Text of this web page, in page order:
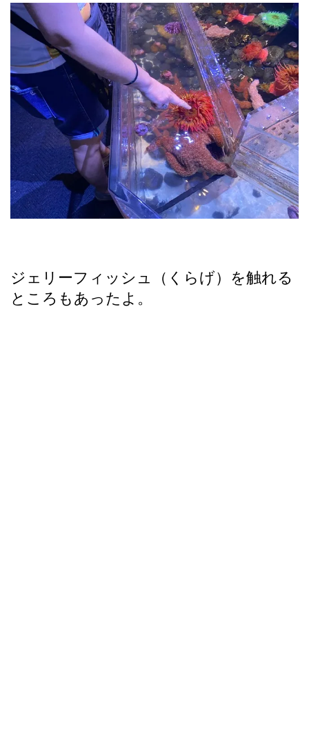
ジェリーフィッシュ（くらげ）を触れる
ところもあったよ。